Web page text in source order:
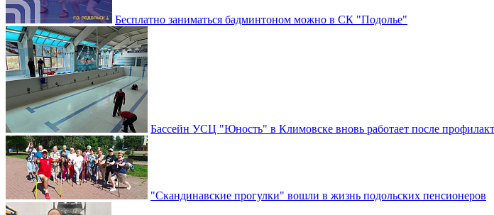
Бесплатно заниматься бадминтоном можно в СК "Подолье"
Бассейн УСЦ "Юность" в Климовске вновь работает после
"Скандинавские прогулки" вошли в жизнь подольских пенсионеров